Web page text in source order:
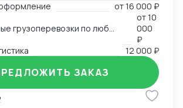
от16 000 ₽
Международные грузоперевозки по любым маршрутам и любыми видами транспорта
от10
000
₽
12 000 ₽
ЗАКАЗ